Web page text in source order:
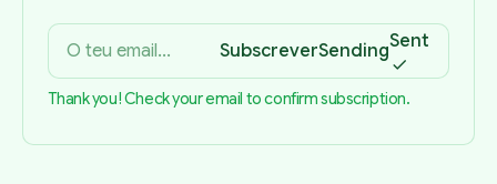
SubscreverSendingSent
Thank you! Check your email to confirm subscription.